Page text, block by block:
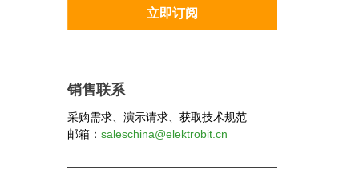
销售联系
采购需求、演示请求、获取技术规范
邮箱： saleschina@elektrobit.cn